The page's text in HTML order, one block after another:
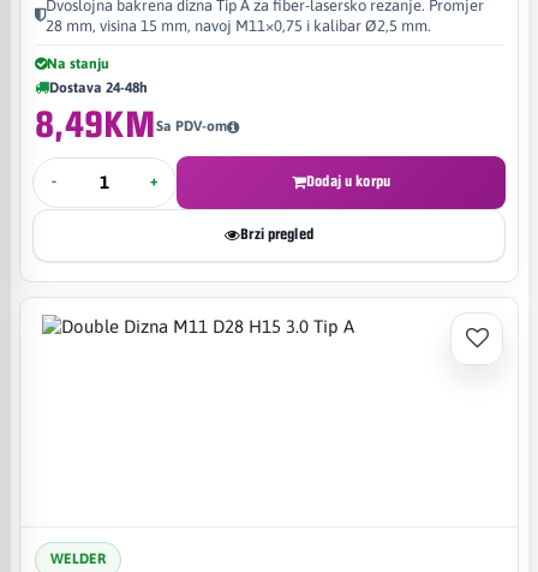
Dvoslojna bakrena dizna Tip A za fiber-lasersko rezanje. Promjer
28 mm, visina 15 mm, navoj M11×0,75 i kalibar Ø2,5 mm.
Na stanju
Dostava 24-48h
8,49KMSa PDV-om
- + Dodaj u korpu
Brzi pregled
WELDER